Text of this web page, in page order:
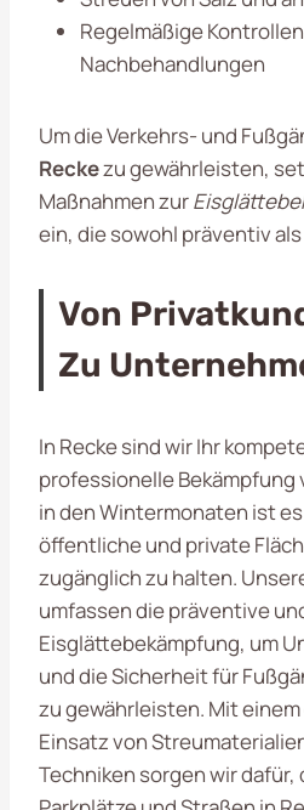
Regelmäßige
Nachbehandlungen
Um die Verkehrs- und
Reckezu gewährleisten,
Maßnahmen zur
ein, die sowohl präventiv
Von
Zu
In Recke sind wir Ihr
professionelle Bekämpfung
in den Wintermonaten ist
öffentliche und private
zugänglich zu halten.
umfassen die präventive
Eisglättebekämpfung, um
und die Sicherheit für
zu gewährleisten. Mit
Einsatz von
Techniken sorgen wir dafür,